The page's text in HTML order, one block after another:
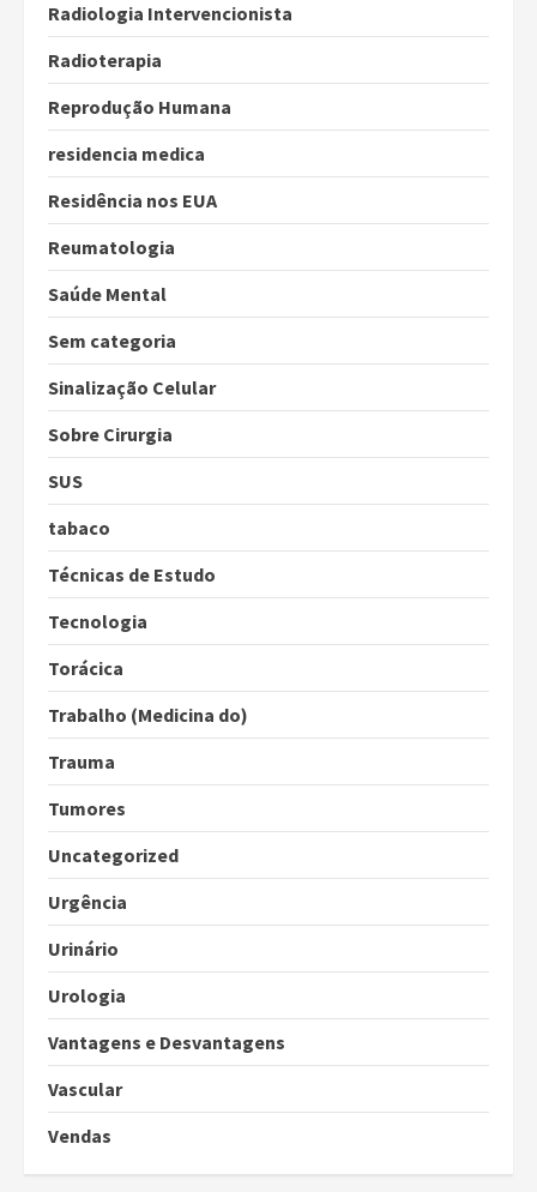
Radiologia Intervencionista
Radioterapia
Reprodução Humana
residencia medica
Residência nos EUA
Reumatologia
Saúde Mental
Sem categoria
Sinalização Celular
Sobre Cirurgia
SUS
tabaco
Técnicas de Estudo
Tecnologia
Torácica
Trabalho (Medicina do)
Trauma
Tumores
Uncategorized
Urgência
Urinário
Urologia
Vantagens e Desvantagens
Vascular
Vendas